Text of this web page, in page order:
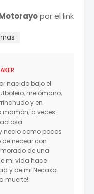
por el link
nacido bajo el
melómano,
y en
mamón; a veces
necio como pocos
necear con
de una
mi vida hace
y de mi Necaxa.
muerte!.